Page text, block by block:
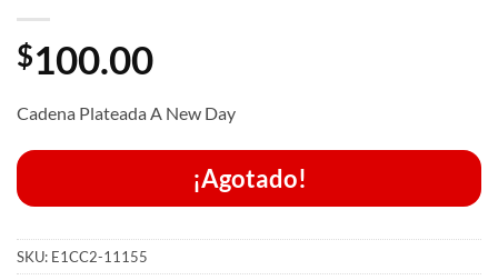
$100.00
Cadena Plateada A New Day
¡Agotado!
SKU: E1CC2-11155